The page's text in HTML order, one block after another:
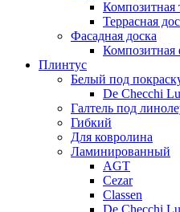
Композитная
Террасная
Фасадная доска
Композитная
Плинтус
Белый под
De Checchi
Галтель под
Гибкий
Для ковролина
Ламинированный
AGT
Cezar
Classen
De Checchi